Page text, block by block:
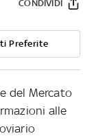
Preferite
CONDIVIDI
del Mercato
alle